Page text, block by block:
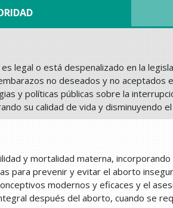
legal o está despenalizado en la
no deseados y no
y políticas públicas sobre la
su calidad de vida y disminuyendo
y mortalidad materna,
para prevenir y evitar el aborto
modernos y eficaces y el
después del aborto, cuando se